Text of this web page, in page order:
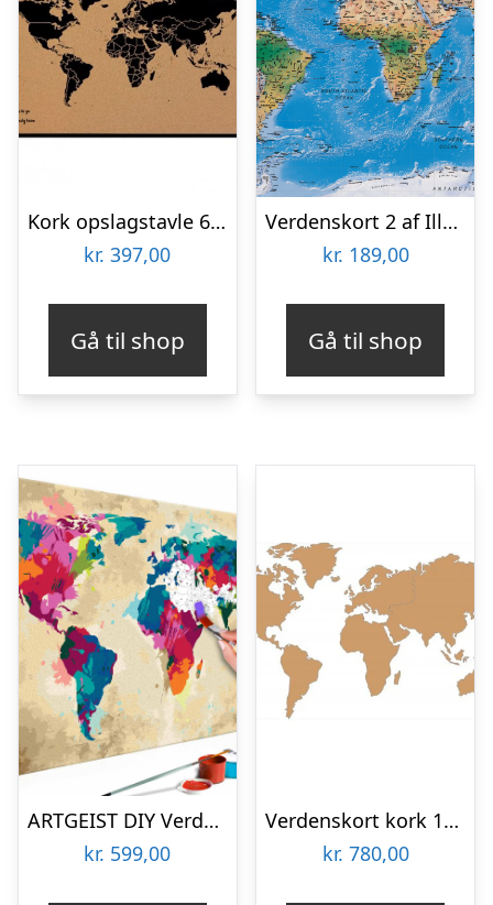
Kork opslagstavle 60×90 cm. med sort verdenskort i en sort ramme
kr. 397,00
Gå til shop
Verdenskort 2 af Illux
kr. 189,00
Gå til shop
ARTGEIST DIY Verdenskort Colourful maleri – hvidt lærred, inkl. maling og 2 pensler (H: 40cm)
kr. 599,00
Verdenskort kork 107×200 cm.
kr. 780,00